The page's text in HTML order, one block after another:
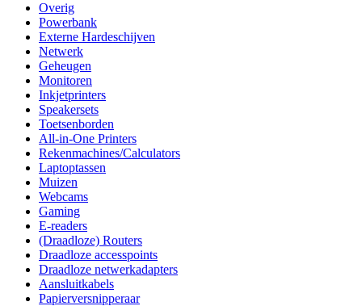
Overig
Powerbank
Externe Hardeschijven
Netwerk
Geheugen
Monitoren
Inkjetprinters
Speakersets
Toetsenborden
All-in-One Printers
Rekenmachines/Calculators
Laptoptassen
Muizen
Webcams
Gaming
E-readers
(Draadloze) Routers
Draadloze accesspoints
Draadloze netwerkadapters
Aansluitkabels
Papierversnipperaar